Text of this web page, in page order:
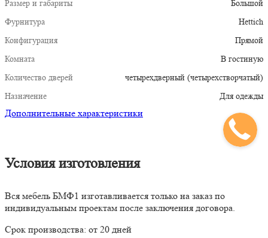
Размер и габариты
Большой
Фурнитура
Hettich
Конфигурация
Прямой
Комната
В гостиную
Количество дверей
четырехдверный (четырехстворчатый)
Назначение
Для одежды
Дополнительные характеристики
Условия изготовления
Вся мебель БМФ1 изготавливается только на заказ по
индивидуальным проектам после заключения договора.
Срок производства: от 20 дней